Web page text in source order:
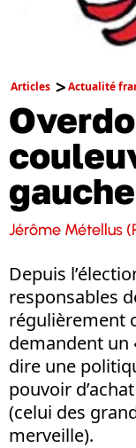
Articles Actualité
Jérôme Métellus
Depuis
responsables
régulièrement
demandent un
dire une
pouvoir
(celui des
merveille).